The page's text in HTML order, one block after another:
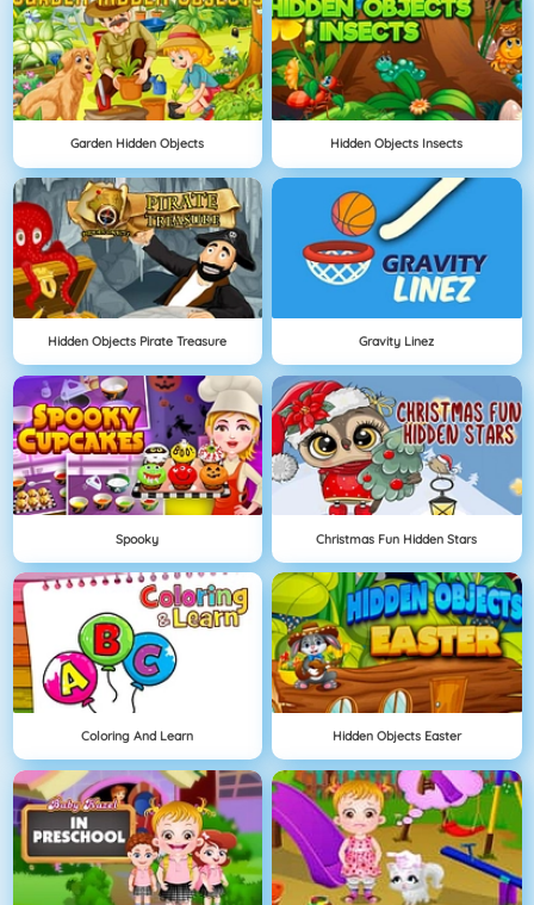
Garden Hidden Objects Hidden Objects Insects
Hidden Objects Pirate Treasure Gravity Linez
Spooky Christmas Fun Hidden Stars
Coloring And Learn Hidden Objects Easter